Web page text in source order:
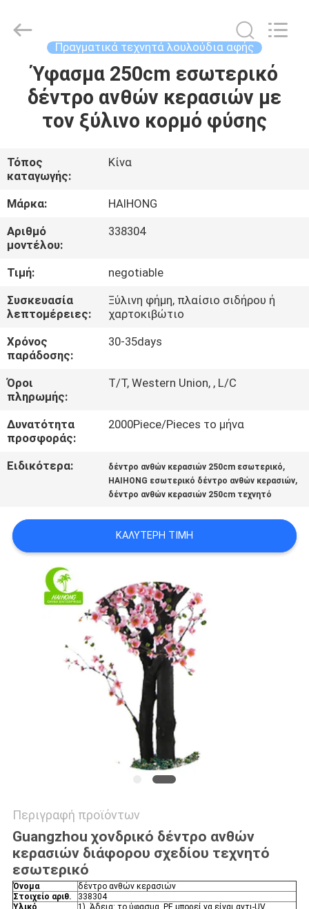
ΣΠΊΤΙ
ΠΡΟΪΌΝΤΑ
ΒΊΝΤΕΟ
ΣΧΕΤΙΚΆ
ΜΕ
ΕΜΆΣ
ΕΠΙΣΚΈΨΕΙΣ
ΣΤΟ
ΕΡΓΟΣΤΆΣΙΟ
ΈΛΕΓΧΟΣ
ΠΟΙΌΤΗΤΑΣ
ΕΠΙΚΟΙΝΩΝΉΣΤΕ
ΕΙΔΉΣΕΙΣ
ΥΠΟΘΈΣΕΙΣ
ΖΗΤΉΣΤΕ
ΠΡΟΣΦΟΡΆ
Factory.
Developed
Πραγματικά τεχνητά λουλούδια αφής
Ύφασμα 250cm εσωτερικό
δέντρο ανθών κερασιών με
τον ξύλινο κορμό φύσης
Τόπος
καταγωγής:
Κίνα
Μάρκα:
HAIHONG
Αριθμό
μοντέλου:
338304
Τιμή:
negotiable
Συσκευασία
λεπτομέρειες:
Ξύλινη φήμη, πλαίσιο σιδήρου ή
χαρτοκιβώτιο
Χρόνος
παράδοσης:
30-35days
Όροι
πληρωμής:
T/T, Western Union, , L/C
Δυνατότητα
προσφοράς:
2000Piece/Pieces το μήνα
Ειδικότερα: δέντρο ανθών κερασιών 250cm εσωτερικό,
HAIHONG εσωτερικό δέντρο ανθών κερασιών,
δέντρο ανθών κερασιών 250cm τεχνητό
ΚΑΛΎΤΕΡΗ ΤΙΜΉ
Περιγραφή προϊόντων
Guangzhou χονδρικό δέντρο ανθών
κερασιών διάφορου σχεδίου τεχνητό
εσωτερικό
Όνομα
δέντρο ανθών κερασιών
Στοιχείο αριθ.
338304